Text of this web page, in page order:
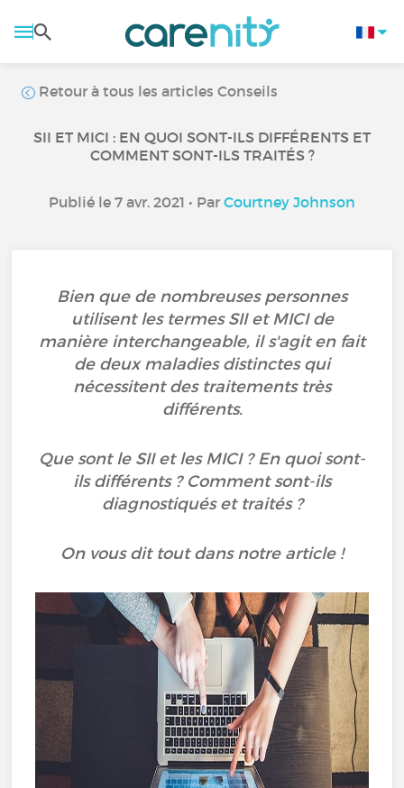
Retour à tous les articles Conseils
SII ET MICI : EN QUOI SONT-ILS DIFFÉRENTS ET
COMMENT SONT-ILS TRAITÉS ?
Publié le 7 avr. 2021 • Par Courtney Johnson
Bien que de nombreuses personnes
utilisent les termes SII et MICI de
manière interchangeable, il s'agit en fait
de deux maladies distinctes qui
nécessitent des traitements très
différents.
Que sont le SII et les MICI ? En quoi sont-
ils différents ? Comment sont-ils
diagnostiqués et traités ?
On vous dit tout dans notre article !